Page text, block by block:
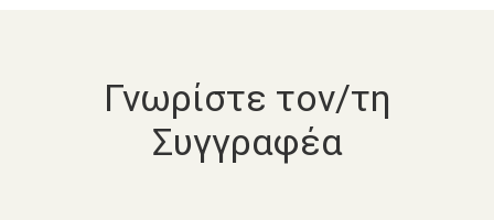
Γνωρίστε τον/τη
Συγγραφέα